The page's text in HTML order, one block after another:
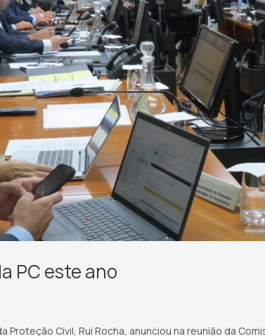
PC este ano
Proteção Civil, Rui Rocha, anunciou na reunião da